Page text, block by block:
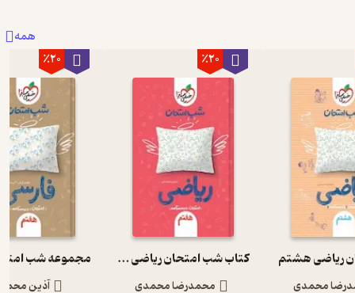
همه
ریاضی هشتم
محمدی
٪20
کتاب شب امتحان ریاضی هفتم
محمدرضا محمدی
٪20
آذین